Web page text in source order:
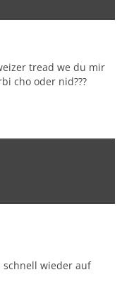
tread we du mir
cho oder nid???
schnell wieder auf